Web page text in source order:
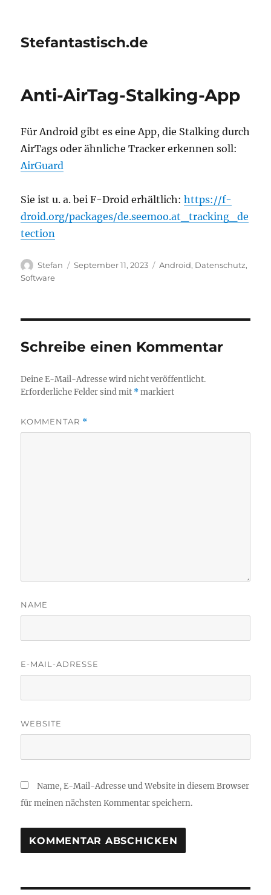
Stefantastisch.de
Anti-AirTag-Stalking-App
Für Android gibt es eine App, die Stalking durch
AirTags oder ähnliche Tracker erkennen soll:
AirGuard
Sie ist u. a. bei F-Droid erhältlich:https://f-
droid.org/packages/de.seemoo.at_tracking_de
tection
Autor
Stefan
Veröffentlicht
September 11, 2023 Kategorien
Android, Datenschutz,
Software
Schreibe einen Kommentar
Deine E-Mail-Adresse wird nicht veröffentlicht.
Erforderliche Felder sind mit *markiert
KOMMENTAR *
NAME
E-MAIL-ADRESSE
WEBSITE
Name, E-Mail-Adresse und Website in diesem Browser
für meinen nächsten Kommentar speichern.